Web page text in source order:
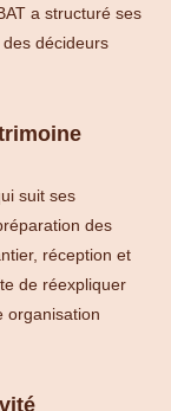
a structuré ses
décideurs
suit ses
des
réception et
de réexpliquer
organisation